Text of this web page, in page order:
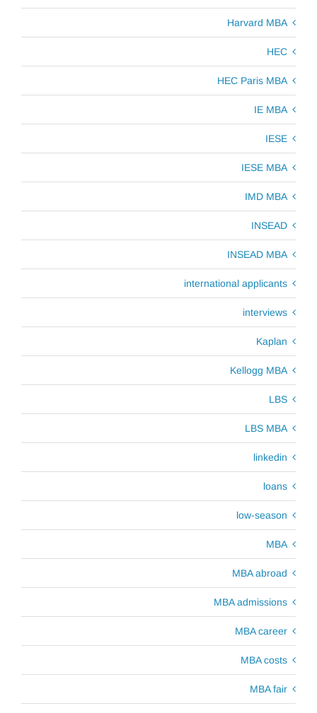
Harvard MBA
HEC
HEC Paris MBA
IE MBA
IESE
IESE MBA
IMD MBA
INSEAD
INSEAD MBA
international applicants
interviews
Kaplan
Kellogg MBA
LBS
LBS MBA
linkedin
loans
low-season
MBA
MBA abroad
MBA admissions
MBA career
MBA costs
MBA fair